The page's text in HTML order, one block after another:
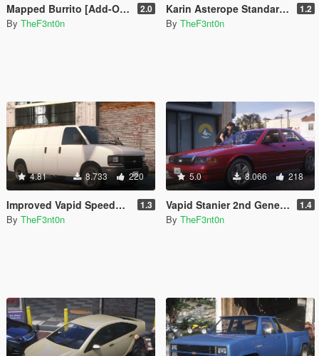
Mapped Burrito [Add-On | Replace | Liveries | Template | Legacy | Enhanced] 2.0
By TheF3nt0n
Karin Asterope Standard [Add-On | Legacy | Enhanced] 1.2
By TheF3nt0n
4.81 8.733 220
Improved Vapid Speedo [Add-On | Replace | Liveries | Legacy | Enhanced] 1.3
By TheF3nt0n
5.0 8.066 218
Vapid Stanier 2nd Generation [Add-On | Legacy | Enhanced] 1.4
By TheF3nt0n